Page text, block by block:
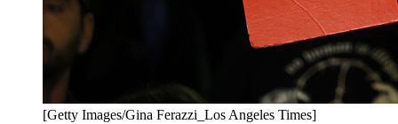
[Getty Images/Gina Ferazzi_Los Angeles Times]